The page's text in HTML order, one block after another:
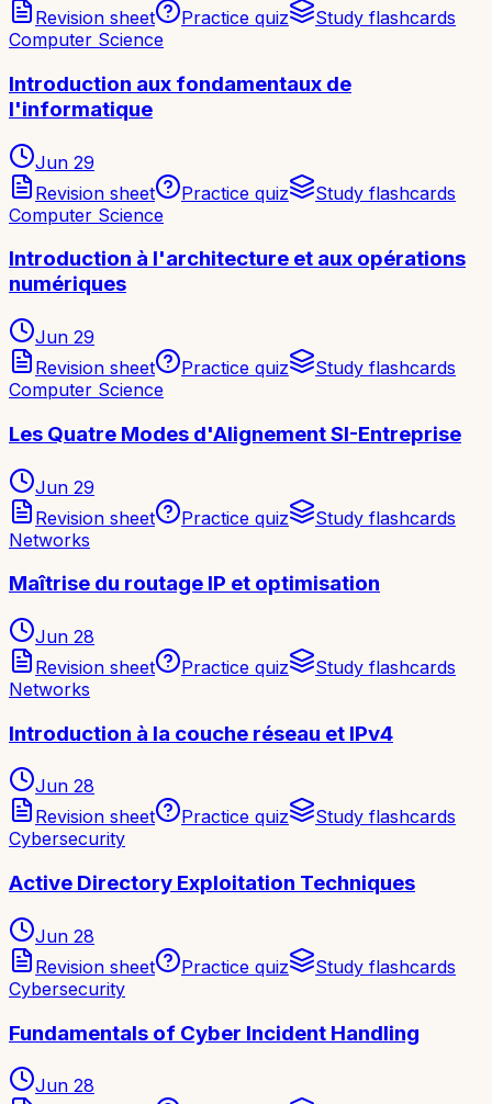
Revision sheet
Practice quiz
Study flashcards
Computer Science
Introduction aux fondamentaux de
l'informatique
Jun 29
Revision sheet
Practice quiz
Study flashcards
Computer Science
Introduction à l'architecture et aux opérations
numériques
Jun 29
Revision sheet
Practice quiz
Study flashcards
Computer Science
Les Quatre Modes d'Alignement SI-Entreprise
Jun 29
Revision sheet
Practice quiz
Study flashcards
Networks
Maîtrise du routage IP et optimisation
Jun 28
Revision sheet
Practice quiz
Study flashcards
Networks
Introduction à la couche réseau et IPv4
Jun 28
Revision sheet
Practice quiz
Study flashcards
Cybersecurity
Active Directory Exploitation Techniques
Jun 28
Revision sheet
Practice quiz
Study flashcards
Cybersecurity
Fundamentals of Cyber Incident Handling
Jun 28